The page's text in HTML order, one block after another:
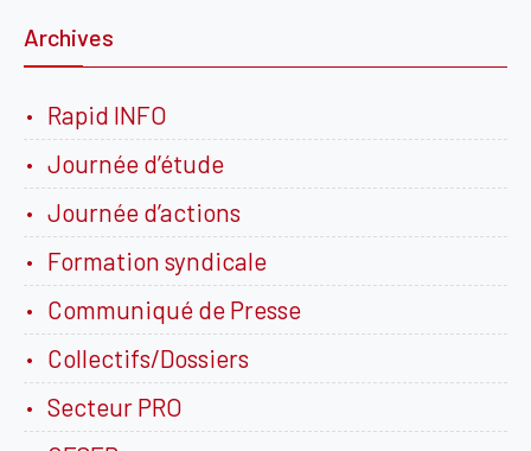
Archives
Rapid INFO
Journée d’étude
Journée d’actions
Formation syndicale
Communiqué de Presse
Collectifs/Dossiers
Secteur PRO